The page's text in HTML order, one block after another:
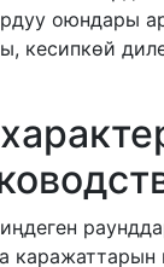
оюндары
кесипкөй